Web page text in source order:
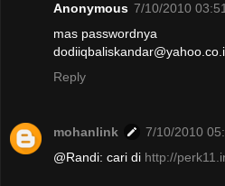
Anonymous 7/10/2010
mas passwordnya
Reply
mohanlink
7/10/2010
@Randi: cari di http://